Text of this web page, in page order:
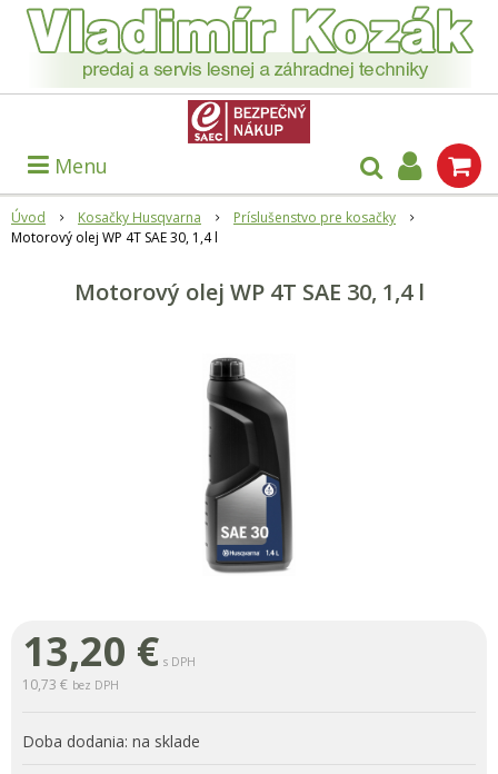
Menu
Úvod Kosačky Husqvarna
Príslušenstvo pre kosačky
Motorový olej WP 4T SAE 30, 1,4 l
Motorový olej WP 4T SAE 30, 1,4 l
13,20 € s DPH
10,73 € bez DPH
Doba dodania: na sklade